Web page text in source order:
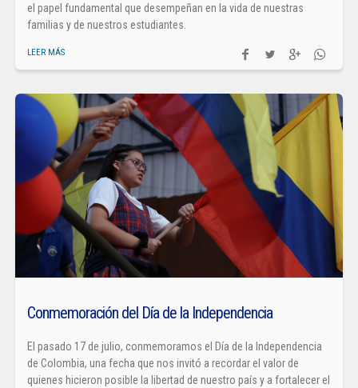
el papel fundamental que desempeñan en la vida de nuestras
familias y de nuestros estudiantes.
LEER MÁS
Conmemoración del Día de la Independencia
El pasado 17 de julio, conmemoramos el Día de la Independencia
de Colombia, una fecha que nos invitó a recordar el valor de
quienes hicieron posible la libertad de nuestro país y a fortalecer el